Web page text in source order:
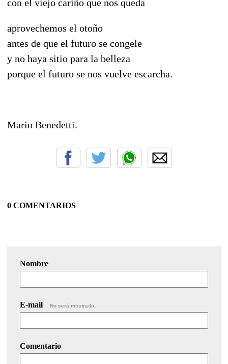
con el viejo cariño que nos queda
aprovechemos el otoño
antes de que el futuro se congele
y no haya sitio para la belleza
porque el futuro se nos vuelve escarcha.
Mario Benedetti.
0 COMENTARIOS
Nombre
E-mail No será mostrado.
Comentario